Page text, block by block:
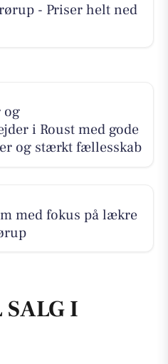
- Priser helt ned
og
i Roust med gode
og stærkt fællesskab
med fokus på lækre
I